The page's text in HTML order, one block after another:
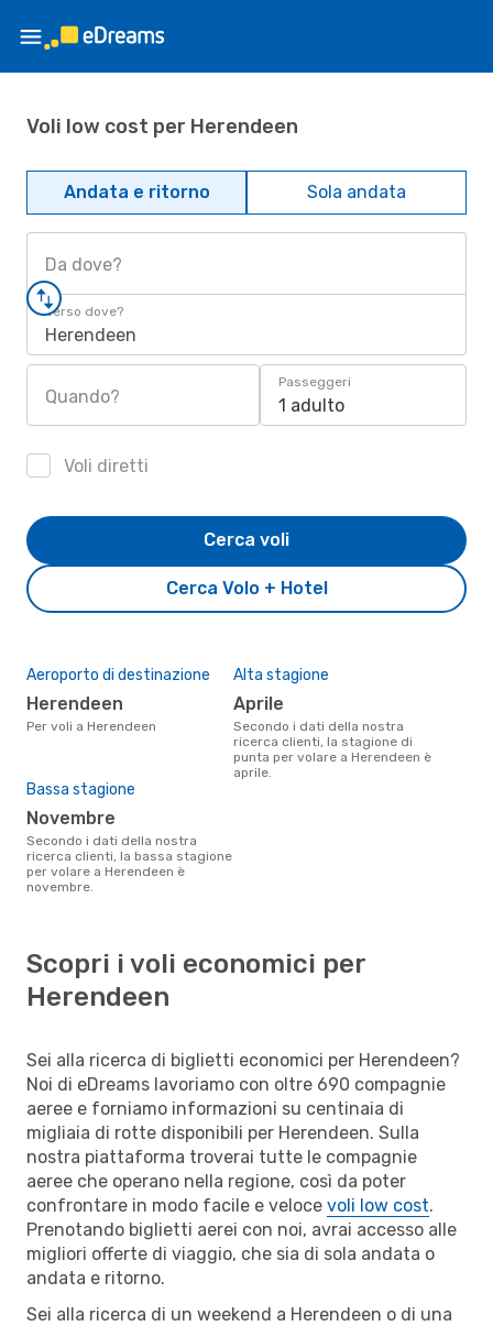
Voli low cost per Herendeen
Andata e ritorno Sola andata
Da dove?
Verso dove?
Herendeen
Quando?
Passeggeri
1 adulto
Voli diretti
Cerca Volo + Hotel
Cerca voli
Aeroporto di destinazione
Herendeen
Per voli a Herendeen
Alta stagione
aprile
Secondo i dati della nostra
ricerca clienti, la stagione di
punta per volare a Herendeen è
aprile.
Bassa stagione
novembre
Secondo i dati della nostra
ricerca clienti, la bassa stagione
per volare a Herendeen è
novembre.
Scopri i voli economici per
Herendeen
Sei alla ricerca di biglietti economici per Herendeen?
Noi di eDreams lavoriamo con oltre 690 compagnie
aeree e forniamo informazioni su centinaia di
migliaia di rotte disponibili per Herendeen. Sulla
nostra piattaforma troverai tutte le compagnie
aeree che operano nella regione, così da poter
confrontare in modo facile e veloce voli low cost.
Prenotando biglietti aerei con noi, avrai accesso alle
migliori offerte di viaggio, che sia di sola andata o
andata e ritorno.
Sei alla ricerca di un weekend a Herendeen o di una